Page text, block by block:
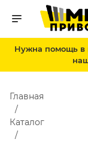
Нужна помощь в
Главная
Каталог